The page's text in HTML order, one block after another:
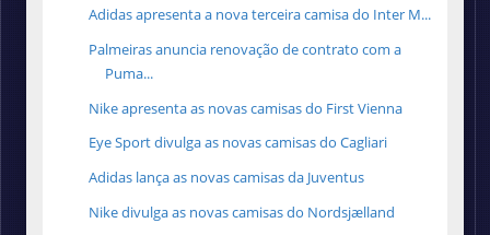
Adidas apresenta a nova terceira camisa do Inter M...
Palmeiras anuncia renovação de contrato com a
Puma...
Nike apresenta as novas camisas do First Vienna
Eye Sport divulga as novas camisas do Cagliari
Adidas lança as novas camisas da Juventus
Nike divulga as novas camisas do Nordsjælland